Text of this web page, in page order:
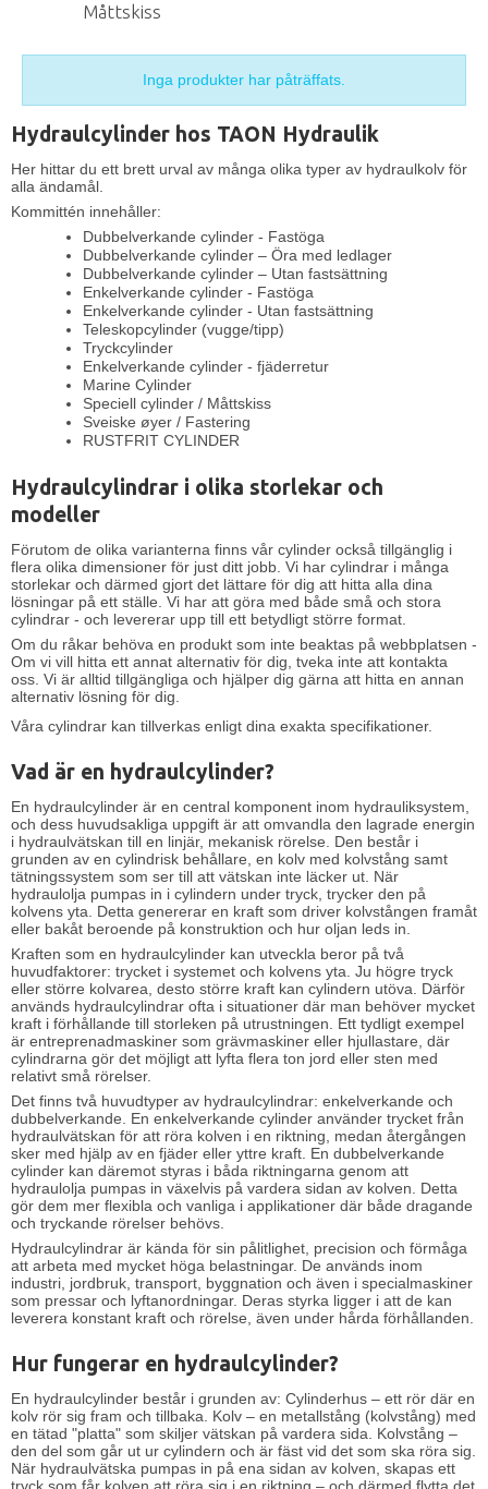
Måttskiss
Inga produkter har påträffats.
Hydraulcylinder hos TAON Hydraulik
Her hittar du ett brett urval av många olika typer av hydraulkolv för
alla ändamål.
Kommittén innehåller:
Dubbelverkande cylinder - Fastöga
Dubbelverkande cylinder – Öra med ledlager
Dubbelverkande cylinder – Utan fastsättning
Enkelverkande cylinder - Fastöga
Enkelverkande cylinder - Utan fastsättning
Teleskopcylinder (vugge/tipp)
Tryckcylinder
Enkelverkande cylinder - fjäderretur
Marine Cylinder
Speciell cylinder / Måttskiss
Sveiske øyer / Fastering
RUSTFRIT CYLINDER
Hydraulcylindrar i olika storlekar och
modeller
Förutom de olika varianterna finns vår cylinder också tillgänglig i
flera olika dimensioner för just ditt jobb. Vi har cylindrar i många
storlekar och därmed gjort det lättare för dig att hitta alla dina
lösningar på ett ställe. Vi har att göra med både små och stora
cylindrar - och levererar upp till ett betydligt större format.
Om du råkar behöva en produkt som inte beaktas på webbplatsen -
Om vi ​​vill hitta ett annat alternativ för dig, tveka inte att kontakta
oss. Vi är alltid tillgängliga och hjälper dig gärna att hitta en annan
alternativ lösning för dig.
Våra cylindrar kan tillverkas enligt dina exakta specifikationer.
Vad är en hydraulcylinder?
En hydraulcylinder är en central komponent inom hydrauliksystem,
och dess huvudsakliga uppgift är att omvandla den lagrade energin
i hydraulvätskan till en linjär, mekanisk rörelse. Den består i
grunden av en cylindrisk behållare, en kolv med kolvstång samt
tätningssystem som ser till att vätskan inte läcker ut. När
hydraulolja pumpas in i cylindern under tryck, trycker den på
kolvens yta. Detta genererar en kraft som driver kolvstången framåt
eller bakåt beroende på konstruktion och hur oljan leds in.
Kraften som en hydraulcylinder kan utveckla beror på två
huvudfaktorer: trycket i systemet och kolvens yta. Ju högre tryck
eller större kolvarea, desto större kraft kan cylindern utöva. Därför
används hydraulcylindrar ofta i situationer där man behöver mycket
kraft i förhållande till storleken på utrustningen. Ett tydligt exempel
är entreprenadmaskiner som grävmaskiner eller hjullastare, där
cylindrarna gör det möjligt att lyfta flera ton jord eller sten med
relativt små rörelser.
Det finns två huvudtyper av hydraulcylindrar: enkelverkande och
dubbelverkande. En enkelverkande cylinder använder trycket från
hydraulvätskan för att röra kolven i en riktning, medan återgången
sker med hjälp av en fjäder eller yttre kraft. En dubbelverkande
cylinder kan däremot styras i båda riktningarna genom att
hydraulolja pumpas in växelvis på vardera sidan av kolven. Detta
gör dem mer flexibla och vanliga i applikationer där både dragande
och tryckande rörelser behövs.
Hydraulcylindrar är kända för sin pålitlighet, precision och förmåga
att arbeta med mycket höga belastningar. De används inom
industri, jordbruk, transport, byggnation och även i specialmaskiner
som pressar och lyftanordningar. Deras styrka ligger i att de kan
leverera konstant kraft och rörelse, även under hårda förhållanden.
Hur fungerar en hydraulcylinder?
En hydraulcylinder består i grunden av: Cylinderhus – ett rör där en
kolv rör sig fram och tillbaka. Kolv – en metallstång (kolvstång) med
en tätad "platta" som skiljer vätskan på vardera sida. Kolvstång –
den del som går ut ur cylindern och är fäst vid det som ska röra sig.
När hydraulvätska pumpas in på ena sidan av kolven, skapas ett